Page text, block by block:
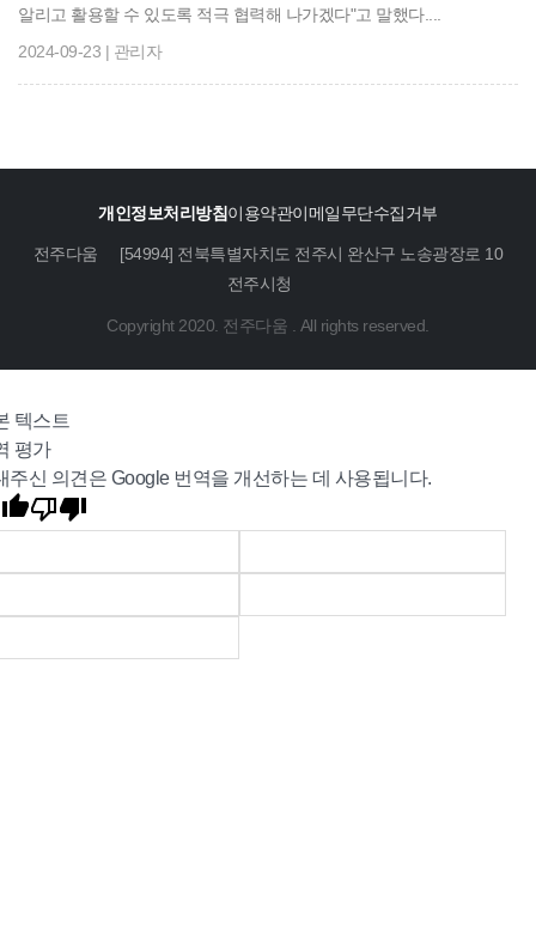
알리고 활용할 수 있도록 적극 협력해 나가겠다"고 말했다....
2024-09-23 | 관리자
개인정보처리방침이용약관이메일무단수집거부
전주다움
[54994] 전북특별자치도 전주시 완산구 노송광장로 10
전주시청
Copyright 2020. 전주다움 . All rights reserved.
텍스트
평가
주신 의견은 Google 번역을 개선하는 데 사용됩니다.